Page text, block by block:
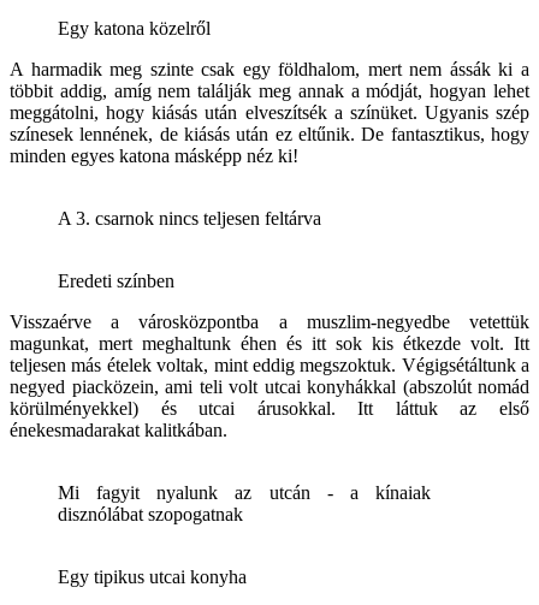
Egy katona közelről
A harmadik meg szinte csak egy földhalom, mert nem ássák ki a
többit addig, amíg nem találják meg annak a módját, hogyan lehet
meggátolni, hogy kiásás után elveszítsék a színüket. Ugyanis szép
színesek lennének, de kiásás után ez eltűnik. De fantasztikus, hogy
minden egyes katona másképp néz ki!
A 3. csarnok nincs teljesen feltárva
Eredeti színben
Visszaérve a városközpontba a muszlim-negyedbe vetettük
magunkat, mert meghaltunk éhen és itt sok kis étkezde volt. Itt
teljesen más ételek voltak, mint eddig megszoktuk. Végigsétáltunk a
negyed piacközein, ami teli volt utcai konyhákkal (abszolút nomád
körülményekkel) és utcai árusokkal. Itt láttuk az első
énekesmadarakat kalitkában.
Mi fagyit nyalunk az utcán - a kínaiak
disznólábat szopogatnak
Egy tipikus utcai konyha